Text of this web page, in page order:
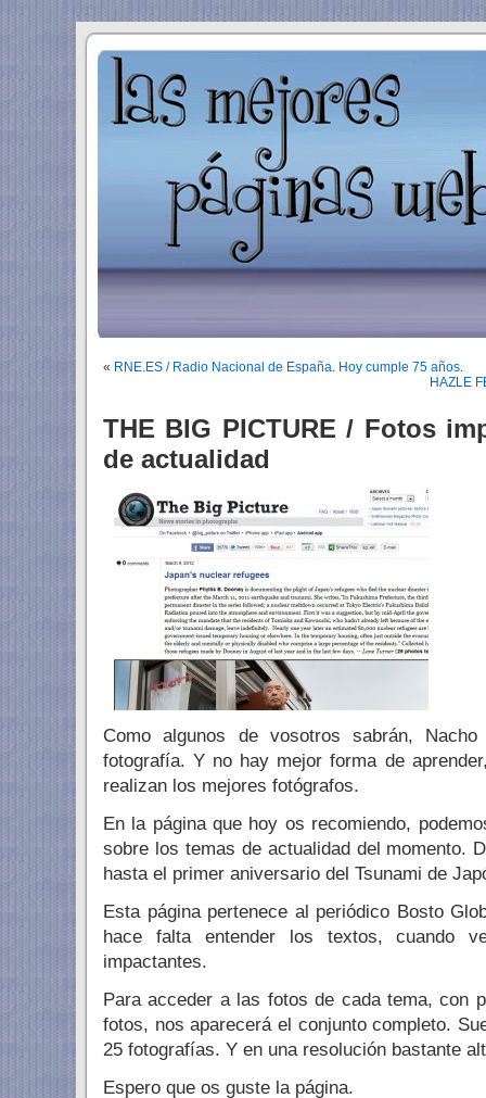
« RNE.ES / Radio Nacional de España. Hoy cumple 75 años.
HAZLE
THE BIG PICTURE / Fotos
de actualidad
Como algunos de vosotros sabrán,
fotografía. Y no hay mejor forma de
realizan los mejores fotógrafos.
En la página que hoy os recomiendo,
sobre los temas de actualidad del momento.
hasta el primer aniversario del Tsunami de
Esta página pertenece al periódico Bosto
hace falta entender los textos, cuando
impactantes.
Para acceder a las fotos de cada tema, con
fotos, nos aparecerá el conjunto completo.
25 fotografías. Y en una resolución bastante
Espero que os guste la página.